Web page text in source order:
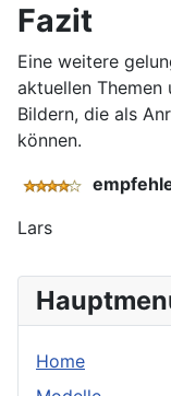
Home
Fazit
Eine weitere
aktuellen Themen
Bildern, die als
können.
Lars